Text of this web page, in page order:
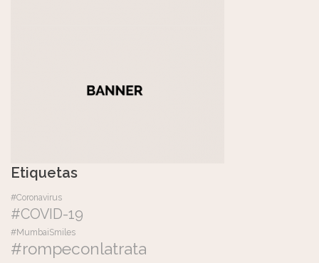
Etiquetas
#Coronavirus
#COVID-19
#MumbaiSmiles
#rompeconlatrata